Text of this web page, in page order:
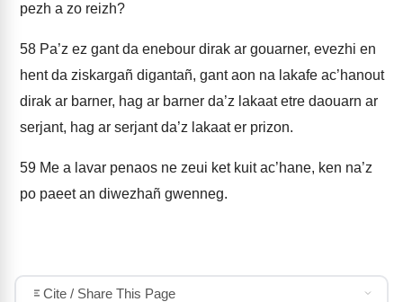
pezh a zo reizh?
58 Pa’z ez gant da enebour dirak ar gouarner, evezhi en
hent da ziskargañ digantañ, gant aon na lakafe ac’hanout
dirak ar barner, hag ar barner da’z lakaat etre daouarn ar
serjant, hag ar serjant da’z lakaat er prizon.
59 Me a lavar penaos ne zeui ket kuit ac’hane, ken na’z
po paeet an diwezhañ gwenneg.
Cite / Share This Page